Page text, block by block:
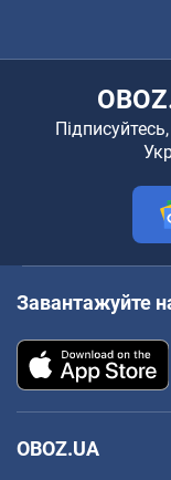
Завантажуйте
OBOZ.UA